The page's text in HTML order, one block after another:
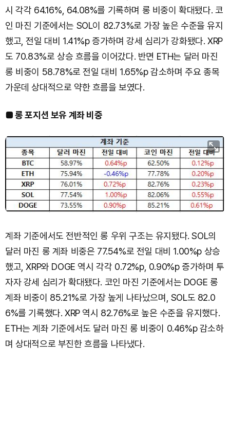
시 각각 64.16%, 64.08%를 기록하며 롱 비중이 확대됐다. 코
인 마진 기준에서는 SOL이 82.73%로 가장 높은 수준을 유지
했고, 전일 대비 1.41%p 증가하며 강세 심리가 강화됐다. XRP
도 70.83%로 상승 흐름을 이어갔다. 반면 ETH는 달러 마진
롱 비중이 58.78%로 전일 대비 1.65%p 감소하며 주요 종목
가운데 상대적으로 약한 흐름을 보였다.
■ 롱 포지션 보유 계좌 비중
계좌 기준에서도 전반적인 롱 우위 구조는 유지됐다. SOL의
달러 마진 롱 계좌 비중은 77.54%로 전일 대비 1.00%p 상승
했고, XRP와 DOGE 역시 각각 0.72%p, 0.90%p 증가하며 투
자자 강세 심리가 확대됐다. 코인 마진 기준에서는 DOGE 롱
계좌 비중이 85.21%로 가장 높게 나타났으며, SOL도 82.0
6%를 기록했다. XRP 역시 82.76%로 높은 수준을 유지했다.
ETH는 계좌 기준에서도 달러 마진 롱 비중이 0.46%p 감소하
며 상대적으로 부진한 흐름을 나타냈다.